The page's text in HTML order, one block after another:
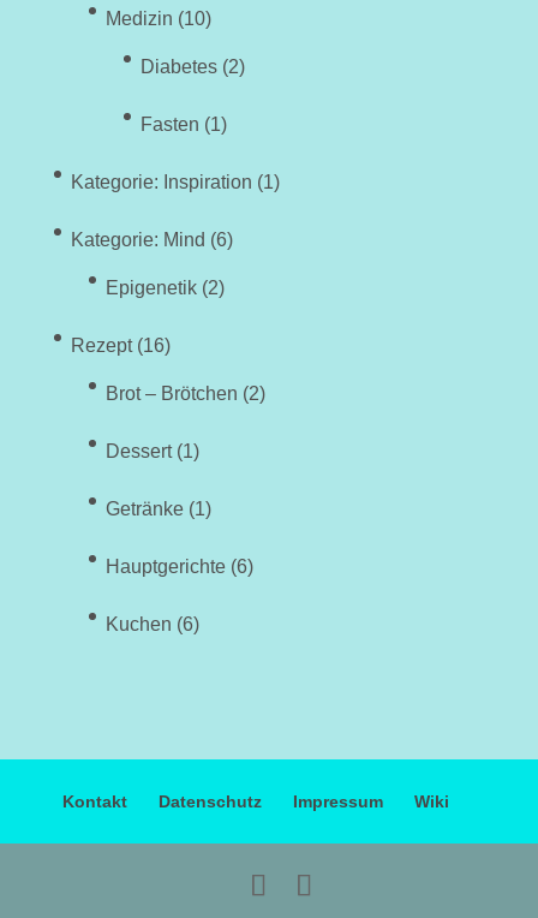
Medizin (10)
Diabetes(2)
Fasten (1)
Kategorie: Inspiration (1)
Kategorie: Mind (6)
Epigenetik(2)
Rezept(16)
Brot – Brötchen (2)
Dessert(1)
Getränke(1)
Hauptgerichte(6)
Kuchen (6)
Kontakt Datenschutz Impressum Wiki